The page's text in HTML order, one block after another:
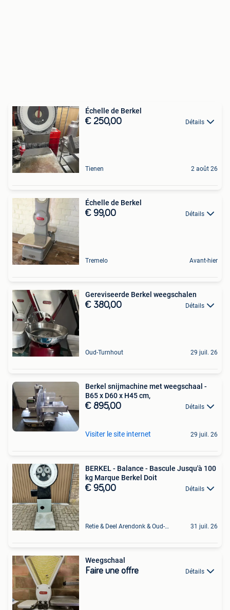
Échelle de Berkel
€ 250,00 Détails
Tienen 2 août 26
Échelle de Berkel
€ 99,00 Détails
Tremelo Avant-hier
Gereviseerde Berkel weegschalen
€ 380,00 Détails
Oud-Turnhout 29 juil. 26
Berkel snijmachine met weegschaal -
B65 x D60 x H45 cm,
€ 895,00 Détails
Visiter le site internet 29 juil. 26
BERKEL - Balance - Bascule Jusqu'à 100
kg Marque Berkel Doit
€ 95,00 Détails
Retie & Deel Arendonk & Oud-Turnhout 31 juil. 26
Weegschaal
Faire une offre Détails